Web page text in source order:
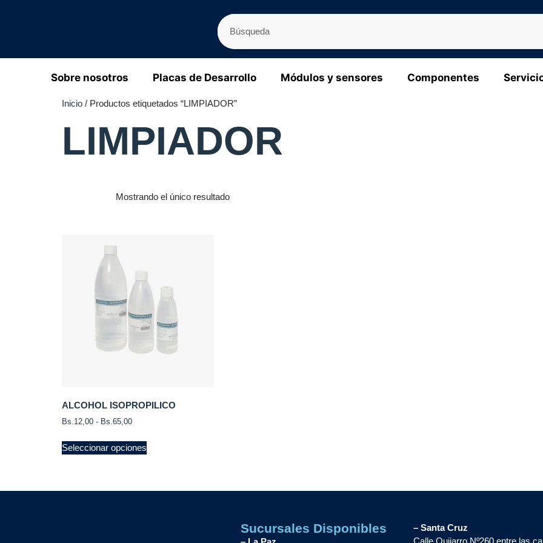
Sobre nosotros Placas de Desarrollo Módulos y sensores Componentes
Inicio / Productos etiquetados “LIMPIADOR”
LIMPIADOR
Mostrando el único resultado
ALCOHOL ISOPROPILICO
Bs. 12,00 - Bs. 65,00
Seleccionar opciones
Sucursales Disponibles
– Santa Cruz
Calle Quijarro Nº260 entre las